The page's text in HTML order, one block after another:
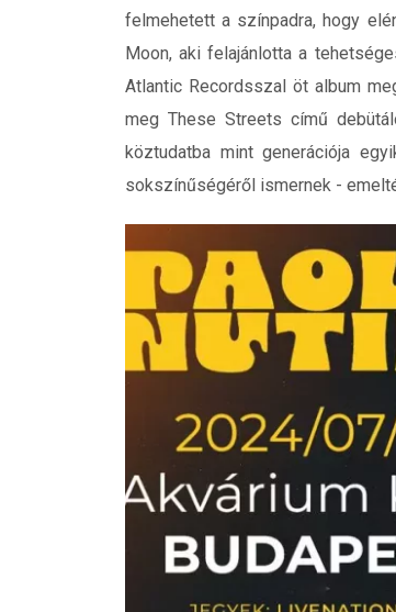
felmehetett a színpadra, hogy
Moon, aki felajánlotta a
Atlantic Recordsszal öt album
meg These Streets című
köztudatba mint generációja
sokszínűségéről ismernek -